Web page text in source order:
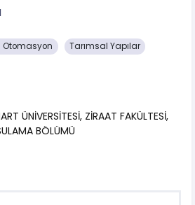
Otomasyon Tarımsal Yapılar
ÜNİVERSİTESİ, ZİRAAT FAKÜLTESİ,
BÖLÜMÜ